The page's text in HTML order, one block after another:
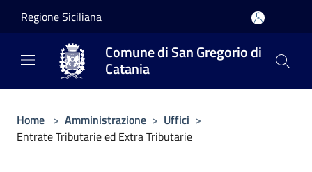
Regione Siciliana
Comune di San Gregorio di
Catania
Home > Amministrazione > Uffici >
Entrate Tributarie ed Extra Tributarie